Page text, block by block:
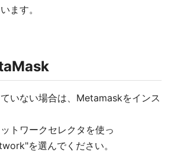
ます。
いない場合は、Metamaskをインス
トワークセレクタを使っ
を選んでください。